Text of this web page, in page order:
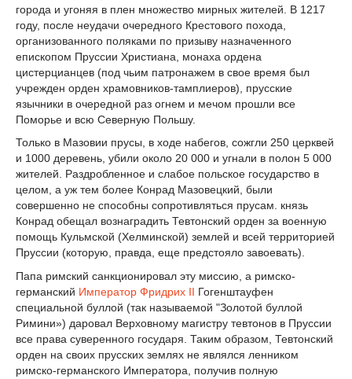
города и угоняя в плен множество мирных жителей. В 1217
году, после неудачи очередного Крестового похода,
организованного поляками по призыву назначенного
епископом Пруссии Христиана, монаха ордена
цистерцианцев (под чьим патронажем в свое время был
учрежден орден храмовников-тамплиеров), прусские
язычники в очередной раз огнем и мечом прошли все
Поморье и всю Северную Польшу.
Только в Мазовии прусы, в ходе набегов, сожгли 250 церквей
и 1000 деревень, убили около 20 000 и угнали в полон 5 000
жителей. Раздробленное и слабое польское государство в
целом, а уж тем более Конрад Мазовецкий, были
совершенно не способны сопротивляться прусам. князь
Конрад обещал вознаградить Тевтонский орден за военную
помощь Кульмской (Хелминской) землей и всей территорией
Пруссии (которую, правда, еще предстояло завоевать).
Папа римский санкционировал эту миссию, а римско-
германский Император Фридрих II Гогенштауфен
специальной буллой (так называемой "Золотой буллой
Римини») даровал Верховному магистру тевтонов в Пруссии
все права суверенного государя. Таким образом, Тевтонский
орден на своих прусских землях не являлся ленником
римско-германского Императора, получив полную